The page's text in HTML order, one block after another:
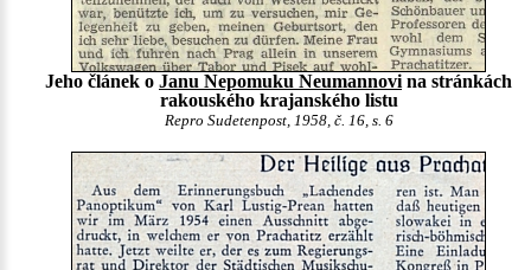
Jeho článek o Janu Nepomuku Neumannovi na stránkách
rakouského krajanského listu
Repro Sudetenpost, 1958, č. 16, s. 6